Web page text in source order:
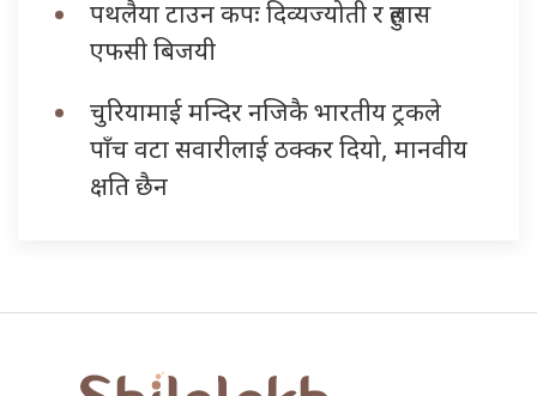
पथलैया टाउन कपः दिव्यज्योती र हुलास
एफसी बिजयी
चुरियामाई मन्दिर नजिकै भारतीय ट्रकले
पाँच वटा सवारीलाई ठक्कर दियो, मानवीय
क्षति छैन